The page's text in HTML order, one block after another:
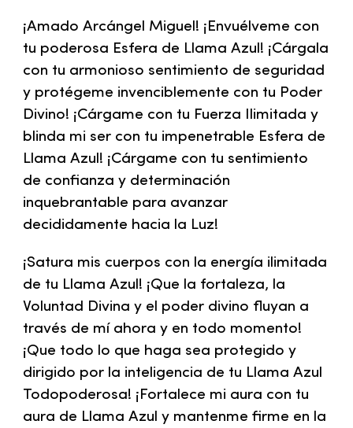
¡Amado Arcángel Miguel! ¡Envuélveme con
tu poderosa Esfera de Llama Azul! ¡Cárgala
con tu armonioso sentimiento de seguridad
y protégeme invenciblemente con tu Poder
Divino! ¡Cárgame con tu Fuerza Ilimitada y
blinda mi ser con tu impenetrable Esfera de
Llama Azul! ¡Cárgame con tu sentimiento
de confianza y determinación
inquebrantable para avanzar
decididamente hacia la Luz!
¡Satura mis cuerpos con la energía ilimitada
de tu Llama Azul! ¡Que la fortaleza, la
Voluntad Divina y el poder divino fluyan a
través de mí ahora y en todo momento!
¡Que todo lo que haga sea protegido y
dirigido por la inteligencia de tu Llama Azul
Todopoderosa! ¡Fortalece mi aura con tu
aura de Llama Azul y mantenme firme en la